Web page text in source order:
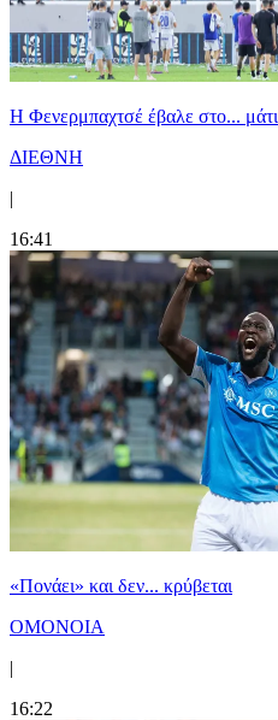
Η Φενερμπαχτσέ έβαλε στο...
ΔΙΕΘΝΗ
|
16:41
«Πονάει» και δεν... κρύβεται
ΟΜΟΝΟΙΑ
|
16:22